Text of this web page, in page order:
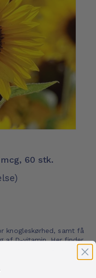
60 stk.
knogleskørhed, samt få
af D-vitamin. Her finder
i en nem slugbar blød